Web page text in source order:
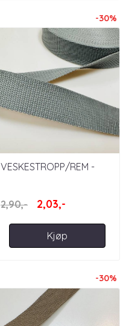
-30%
VESKESTROPP/REM -
2,90,-
2,03,-
Kjøp
-30%